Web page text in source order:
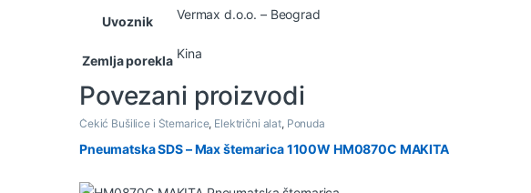
Uvoznik Vermax d.o.o. – Beograd
Zemlja porekla Kina
Povezani proizvodi
Čekić Bušilice i Štemarice, Električni alat, Ponuda
Pneumatska SDS – Max štemarica 1100W HM0870C MAKITA